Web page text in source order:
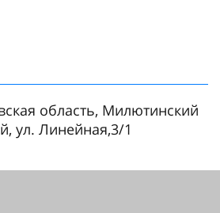
область, Милютинский
ул. Линейная,3/1